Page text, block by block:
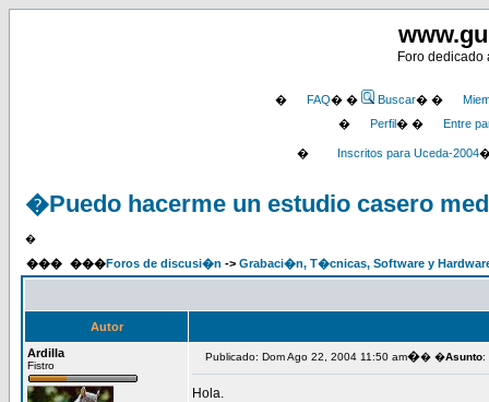
Foro dedicado
� FAQ� � Buscar� �
�
Perfil� � Entre
� Inscritos para Uceda-2004
�Puedo hacerme un estudio casero
�
��� ���Foros de discusi�n -> Grabaci�n, T�cnicas, Software y
Autor
Ardilla
Fistro
Publicado: Dom Ago 22, 2004 11:50 am�� �Asunto:
Hola.